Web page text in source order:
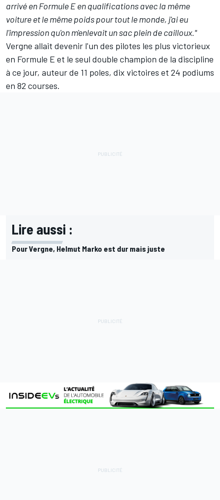
arrivé en Formule E en qualifications avec la même
voiture et le même poids pour tout le monde, j'ai eu
l'impression qu'on m'enlevait un sac plein de cailloux."
Vergne allait devenir l'un des pilotes les plus victorieux
en Formule E et le seul double champion de la discipline
à ce jour, auteur de 11 poles, dix victoires et 24 podiums
en 82 courses.
Lire aussi :
Pour Vergne, Helmut Marko est dur mais juste